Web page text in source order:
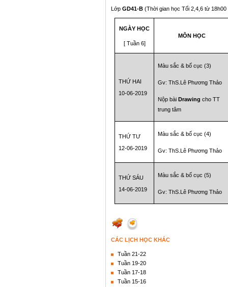
Lớp GD41-B (Thời gian học Tối 2,4,6 từ 18h00
NGÀY HỌC
[ Tuần 6]
MÔN HỌC
THỨ HAI
10-06-2019
Màu sắc & bố cục (3)
Gv: ThS.Lê Phương Thảo
Nộp bài Drawing cho TT
trung tâm
THỨ TƯ
12-06-2019
Màu sắc & bố cục (4)
Gv: ThS.Lê Phương Thảo
THỨ SÁU
14-06-2019
Màu sắc & bố cục (5)
Gv: ThS.Lê Phương Thảo
CÁC LỊCH HỌC KHÁC
Tuần 21-22
Tuần 19-20
Tuần 17-18
Tuần 15-16